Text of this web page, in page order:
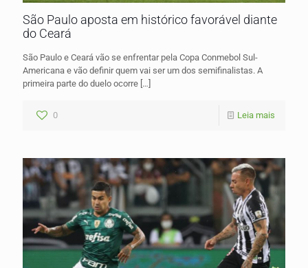
São Paulo aposta em histórico favorável diante
do Ceará
São Paulo e Ceará vão se enfrentar pela Copa Conmebol Sul-
Americana e vão definir quem vai ser um dos semifinalistas. A
primeira parte do duelo ocorre […]
0 Leia mais